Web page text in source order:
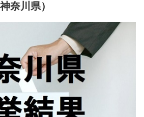
奈川県）